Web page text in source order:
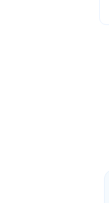
مستحقات فقط وكيفية